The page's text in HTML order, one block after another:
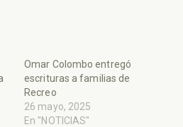
Omar Colombo entregó
escrituras a familias de
Recreo
26 mayo, 2025
En "NOTICIAS"